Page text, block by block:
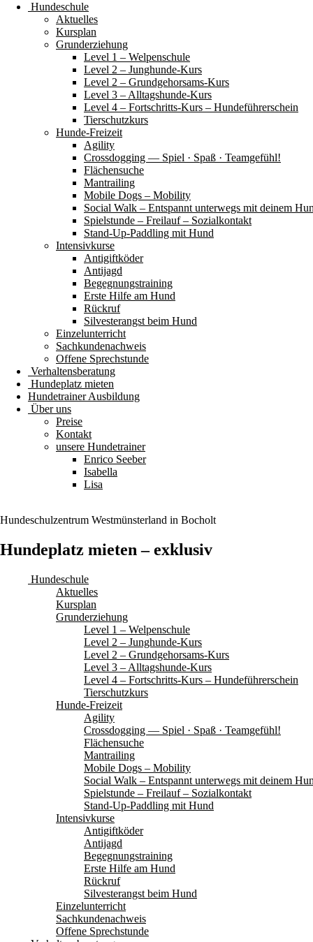
Hundeschule
Aktuelles
Kursplan
Grunderziehung
Level 1 – Welpenschule
Level 2 – Junghunde-Kurs
Level 2 – Grundgehorsams-Kurs
Level 3 – Alltagshunde-Kurs
Level 4 – Fortschritts-Kurs – Hundeführerschein
Tierschutzkurs
Hunde-Freizeit
Agility
Crossdogging — Spiel · Spaß · Teamgefühl!
Flächensuche
Mantrailing
Mobile Dogs – Mobility
Social Walk – Entspannt unterwegs mit deinem
Spielstunde – Freilauf – Sozialkontakt
Stand-Up-Paddling mit Hund
Intensivkurse
Antigiftköder
Antijagd
Begegnungstraining
Erste Hilfe am Hund
Rückruf
Silvesterangst beim Hund
Einzelunterricht
Sachkundenachweis
Offene Sprechstunde
Verhaltensberatung
Hundeplatz mieten
Hundetrainer Ausbildung
Über uns
Preise
Kontakt
unsere Hundetrainer
Enrico Seeber
Isabella
Lisa
Hundeschulzentrum Westmünsterland in Bocholt
Hundeplatz mieten – exklusiv
Hundeschule
Aktuelles
Kursplan
Grunderziehung
Level 1 – Welpenschule
Level 2 – Junghunde-Kurs
Level 2 – Grundgehorsams-Kurs
Level 3 – Alltagshunde-Kurs
Level 4 – Fortschritts-Kurs – Hundeführerschein
Tierschutzkurs
Hunde-Freizeit
Agility
Crossdogging — Spiel · Spaß · Teamgefühl!
Flächensuche
Mantrailing
Mobile Dogs – Mobility
Social Walk – Entspannt unterwegs mit deinem
Spielstunde – Freilauf – Sozialkontakt
Stand-Up-Paddling mit Hund
Intensivkurse
Antigiftköder
Antijagd
Begegnungstraining
Erste Hilfe am Hund
Rückruf
Silvesterangst beim Hund
Einzelunterricht
Sachkundenachweis
Offene Sprechstunde